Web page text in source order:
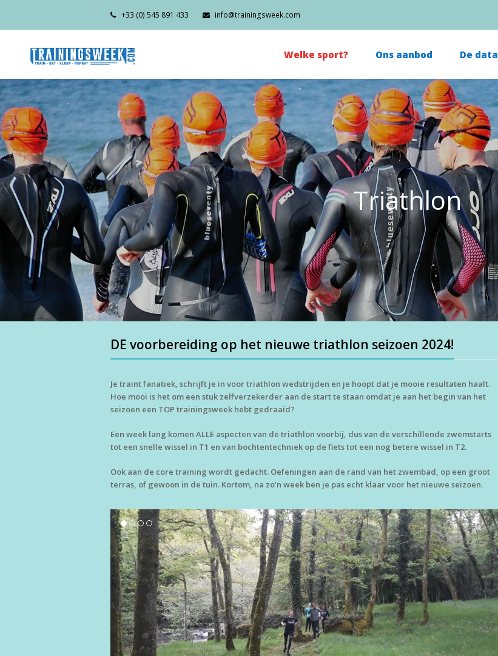
+33 (0) 545 891 433 info@trainingsweek.com
Welke sport? Ons aanbod De data
Triathlon
DE voorbereiding op het nieuwe triathlon seizoen 2024!
Je traint fanatiek, schrijft je in voor triathlon wedstrijden en je hoopt dat je mooie resultaten haalt.
Hoe mooi is het om een stuk zelfverzekerder aan de start te staan omdat je aan het begin van het
seizoen een TOP trainingsweek hebt gedraaid?
Een week lang komen ALLE aspecten van de triathlon voorbij, dus van de verschillende zwemstarts
tot een snelle wissel in T1 en van bochtentechniek op de fiets tot een nog betere wissel in T2.
Ook aan de core training wordt gedacht. Oefeningen aan de rand van het zwembad, op een groot
terras, of gewoon in de tuin. Kortom, na zo’n week ben je pas echt klaar voor het nieuwe seizoen.